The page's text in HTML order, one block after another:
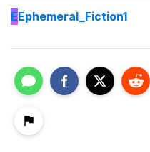
EEphemeral_Fiction1